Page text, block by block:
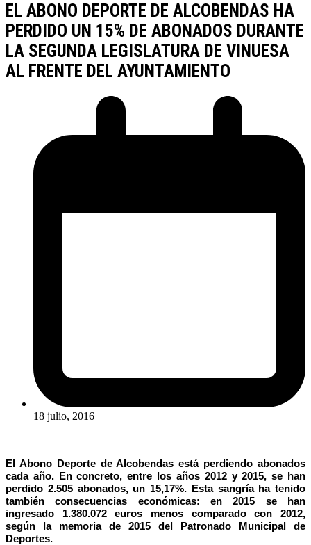
EL ABONO DEPORTE DE ALCOBENDAS HA
PERDIDO UN 15% DE ABONADOS DURANTE
LA SEGUNDA LEGISLATURA DE VINUESA
AL FRENTE DEL AYUNTAMIENTO
18 julio, 2016
El Abono Deporte de Alcobendas está perdiendo abonados
cada año. En concreto, entre los años 2012 y 2015, se han
perdido 2.505 abonados, un 15,17%. Esta sangría ha tenido
también consecuencias económicas: en 2015 se han
ingresado 1.380.072 euros menos comparado con 2012,
según la memoria de 2015 del Patronado Municipal de
Deportes.